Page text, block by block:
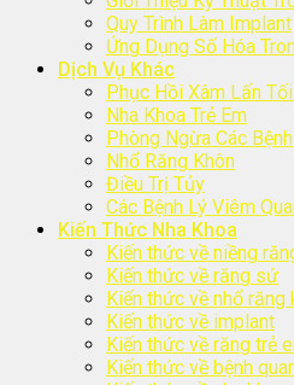
Quy Trình Làm Implant
Ứng Dụng Số Hóa
Dịch Vụ Khác
Phục Hồi Xâm Lấn
Nha Khoa Trẻ Em
Phòng Ngừa Các
Nhổ Răng Khôn
Điều Trị Tủy
Các Bệnh Lý Viêm
Kiến Thức Nha Khoa
Kiến thức về niềng
Kiến thức về răng sứ
Kiến thức về nhổ răng
Kiến thức về implant
Kiến thức về răng trẻ
Kiến thức về bệnh